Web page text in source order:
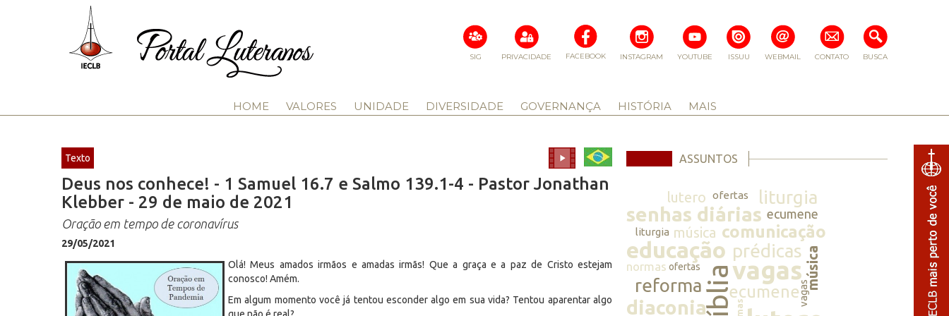
BUSCA
CONTATO
WEBMAIL
ISSUU
YOUTUBE
INSTAGRAM
FACEBOOK
PRIVACIDADE
SIG
HOME VALORES UNIDADE DIVERSIDADE GOVERNANÇA HISTÓRIA MAIS
Texto
Deus nos conhece! - 1 Samuel 16.7 e Salmo 139.1-4 - Pastor Jonathan
Klebber - 29 de maio de 2021
Oração em tempo de coronavírus
29/05/2021
Olá! Meus amados irmãos e amadas irmãs! Que a graça e a paz de Cristo estejam
conosco! Amém.
Em algum momento você já tentou esconder algo em sua vida? Tentou aparentar algo
ASSUNTOS
lutero ofertas liturgia
senhas diárias ecumene
liturgia música comunicação
educação prédicasmúsica
normas ofertasbíbliavagas
reforma
diaconia
ecumenevagas